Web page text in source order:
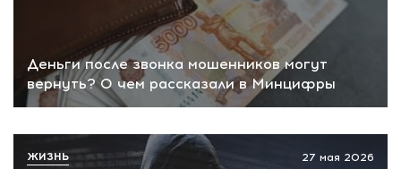
Деньги после звонка мошенников могут
вернуть? О чем рассказали в Минцифры
27 мая 2026
ЖИЗНЬ